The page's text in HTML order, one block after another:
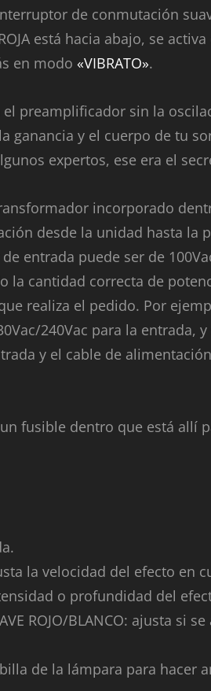
de conmutación
está hacia abajo, se
en modo «VIBRATO».
preamplificador sin la
ganancia y el cuerpo de tu
expertos, ese era el
incorporado
desde la unidad hasta la
entrada puede ser de
la cantidad correcta de
realiza el pedido. Por
240Vac para la entrada,
y el cable de
fusible dentro que está allí
la velocidad del efecto en
o profundidad del
ROJO/BLANCO: ajusta si
de la lámpara para